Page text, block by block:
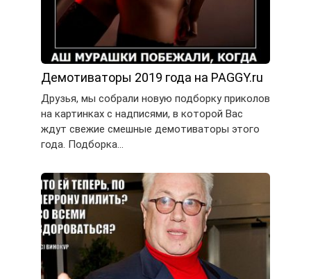
Демотиваторы 2019 года на PAGGY.ru
Друзья, мы собрали новую подборку приколов
на картинках с надписями, в которой Вас
ждут свежие смешные демотиваторы этого
года. Подборка…